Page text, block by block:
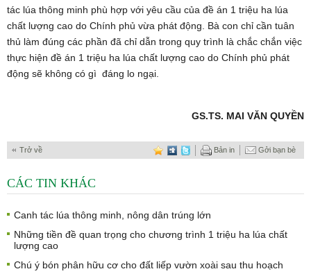
tác lúa thông minh phù hợp với yêu cầu của đề án 1 triệu ha lúa
chất lượng cao do Chính phủ vừa phát động. Bà con chỉ cần tuân
thủ làm đúng các phần đã chỉ dẫn trong quy trình là chắc chắn việc
thực hiện đề án 1 triệu ha lúa chất lượng cao do Chính phủ phát
động sẽ không có gì đáng lo ngại.
GS.TS. MAI VĂN QUYỀN
Trở về Gởi bạn bè
Bản in
CÁC TIN KHÁC
Canh tác lúa thông minh, nông dân trúng lớn
Những tiền đề quan trọng cho chương trình 1 triệu ha lúa chất
lượng cao
Chú ý bón phân hữu cơ cho đất liếp vườn xoài sau thu hoạch